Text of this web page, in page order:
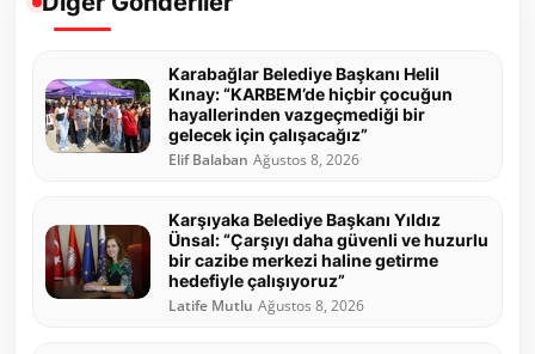
Karabağlar Belediye Başkanı Helil
Kınay: “KARBEM’de hiçbir çocuğun
hayallerinden vazgeçmediği bir
gelecek için çalışacağız”
Elif Balaban Ağustos 8, 2026
Karşıyaka Belediye Başkanı Yıldız
Ünsal: “Çarşıyı daha güvenli ve huzurlu
bir cazibe merkezi haline getirme
hedefiyle çalışıyoruz”
Latife Mutlu Ağustos 8, 2026